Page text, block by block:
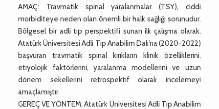
AMAÇ: Travmatik spinal yaralanmalar (TSY), ciddi
morbiditeye neden olan önemli bir halk sağlığı sorunudur.
Bölgesel bir adli tıp perspektifi sunan ilk çalışma olarak,
Atatürk Üniversitesi Adli Tıp Anabilim Dalı’na (2020-2022)
başvuran travmatik spinal kırıkların klinik özelliklerini,
etiyolojik faktörlerini, yaralanma modellerini ve uzun
dönem sekellerini retrospektif olarak incelemeyi
amaçlamıştır.
GEREÇ VE YÖNTEM: Atatürk Üniversitesi Adli Tıp Anabilim